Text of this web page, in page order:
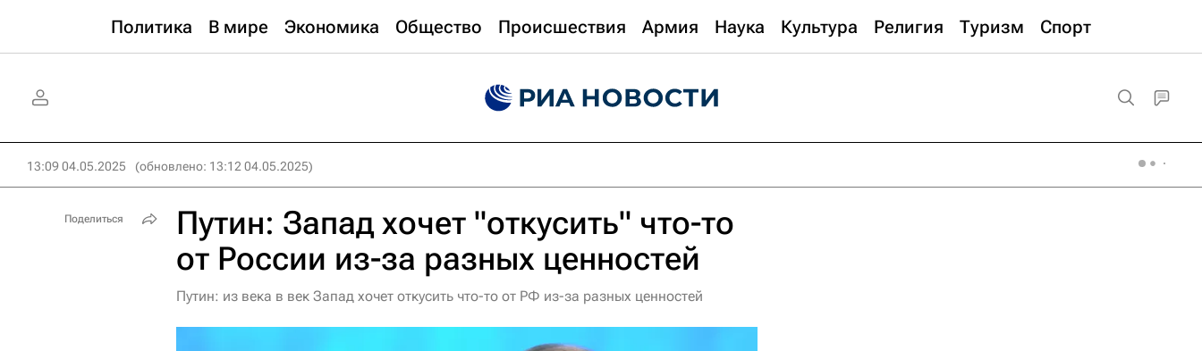
Политика В мире Экономика Общество Происшествия Армия Наука Культура Религия Туризм Спорт
13:09 04.05.2025 (обновлено: 13:12 04.05.2025)
Путин: Запад хочет "откусить" что-то
от России из-за разных ценностей
Путин: из века в век Запад хочет откусить что-то от РФ из-за разных ценностей
Поделиться